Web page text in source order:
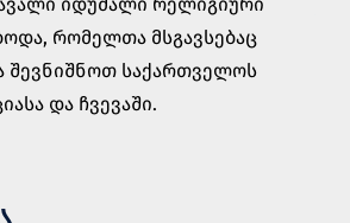
რომელთა მსგავსებაც
შევნიშნოთ საქართველოს
და ჩვევაში.